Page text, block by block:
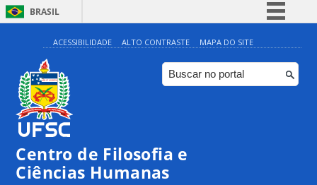
BRASIL
Simplifique!
Comunica BR
Participe
ACESSIBILIDADE ALTO CONTRASTE MAPA DO SITE
Centro de Filosofia e
Ciências Humanas